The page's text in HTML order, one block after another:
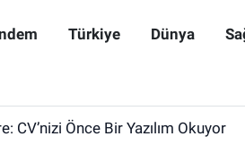
Türkiye Dünya
CV’nizi Önce Bir Yazılım Okuyor